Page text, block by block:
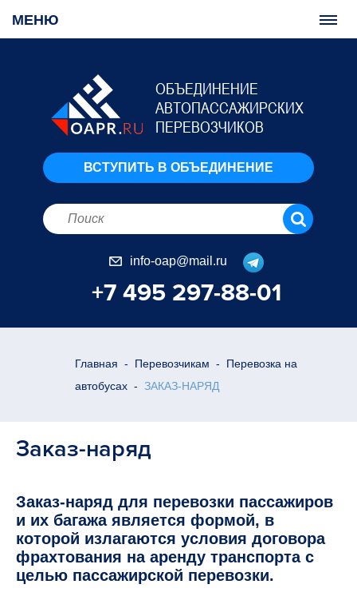
МЕНЮ
ОБЪЕДИНЕНИЕ
АВТОПАССАЖИРСКИХ
ПЕРЕВОЗЧИКОВ
ВСТУПИТЬ В ОБЪЕДИНЕНИЕ
info-oap@mail.ru
+7 495 297-88-01
Главная - Перевозчикам -
Перевозка на
автобусах - ЗАКАЗ-НАРЯД
Заказ-наряд
Заказ-наряд для перевозки пассажиров
и их багажа является формой, в
которой излагаются условия договора
фрахтования на аренду транспорта с
целью пассажирской перевозки.